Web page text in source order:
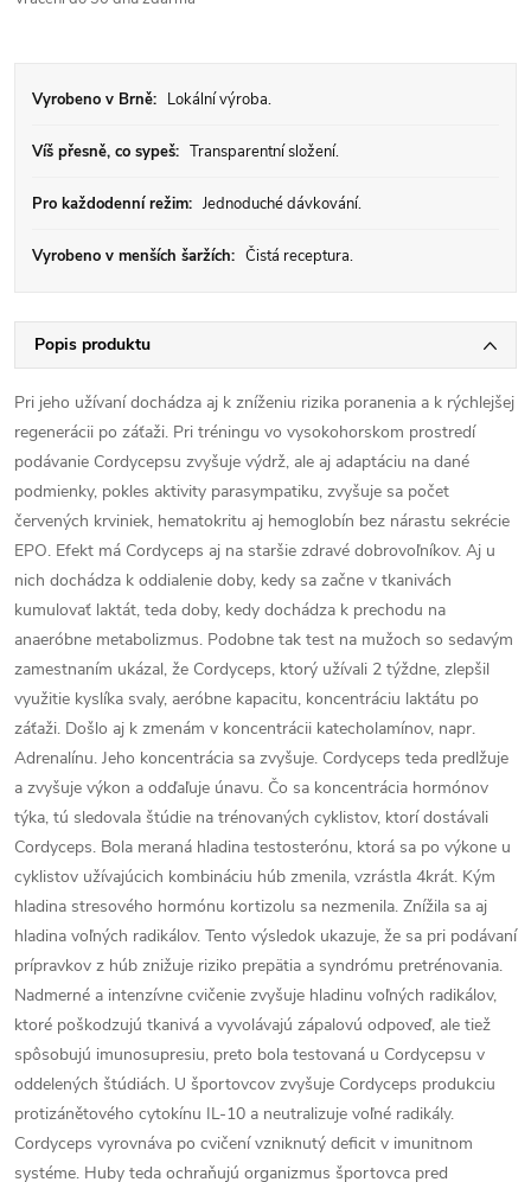
Vyrobeno v Brně: Lokální výroba.
Víš přesně, co sypeš: Transparentní složení.
Pro každodenní režim: Jednoduché dávkování.
Vyrobeno v menších šaržích: Čistá receptura.
Popis produktu
Pri jeho užívaní dochádza aj k zníženiu rizika poranenia a k rýchlejšej
regenerácii po záťaži. Pri tréningu vo vysokohorskom prostredí
podávanie Cordycepsu zvyšuje výdrž, ale aj adaptáciu na dané
podmienky, pokles aktivity parasympatiku, zvyšuje sa počet
červených krviniek, hematokritu aj hemoglobín bez nárastu sekrécie
EPO. Efekt má Cordyceps aj na staršie zdravé dobrovoľníkov. Aj u
nich dochádza k oddialenie doby, kedy sa začne v tkanivách
kumulovať laktát, teda doby, kedy dochádza k prechodu na
anaeróbne metabolizmus. Podobne tak test na mužoch so sedavým
zamestnaním ukázal, že Cordyceps, ktorý užívali 2 týždne, zlepšil
využitie kyslíka svaly, aeróbne kapacitu, koncentráciu laktátu po
záťaži. Došlo aj k zmenám v koncentrácii katecholamínov, napr.
Adrenalínu. Jeho koncentrácia sa zvyšuje. Cordyceps teda predlžuje
a zvyšuje výkon a odďaľuje únavu. Čo sa koncentrácia hormónov
týka, tú sledovala štúdie na trénovaných cyklistov, ktorí dostávali
Cordyceps. Bola meraná hladina testosterónu, ktorá sa po výkone u
cyklistov užívajúcich kombináciu húb zmenila, vzrástla 4krát. Kým
hladina stresového hormónu kortizolu sa nezmenila. Znížila sa aj
hladina voľných radikálov. Tento výsledok ukazuje, že sa pri podávaní
prípravkov z húb znižuje riziko prepätia a syndrómu pretrénovania.
Nadmerné a intenzívne cvičenie zvyšuje hladinu voľných radikálov,
ktoré poškodzujú tkanivá a vyvolávajú zápalovú odpoveď, ale tiež
spôsobujú imunosupresiu, preto bola testovaná u Cordycepsu v
oddelených štúdiách. U športovcov zvyšuje Cordyceps produkciu
protizánětového cytokínu IL-10 a neutralizuje voľné radikály.
Cordyceps vyrovnáva po cvičení vzniknutý deficit v imunitnom
systéme. Huby teda ochraňujú organizmus športovca pred